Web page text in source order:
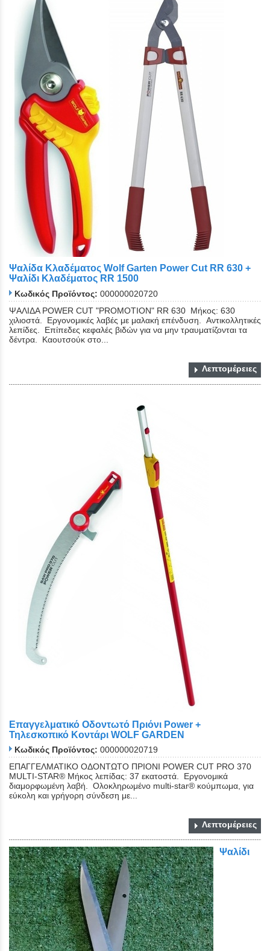
Ψαλίδα Κλαδέματος Wolf Garten Power Cut RR 630 +
Ψαλίδι Κλαδέματος RR 1500
Κωδικός Προϊόντος: 000000020720
ΨΑΛΙΔΑ POWER CUT "PROMOTION" RR 630 Μήκος: 630
χιλιοστά. Εργονομικές λαβές με μαλακή επένδυση. Αντικολλητικές
λεπίδες. Επίπεδες κεφαλές βιδών για να μην τραυματίζονται τα
δέντρα. Καουτσούκ στο...
Λεπτομέρειες
Επαγγελματικό Οδοντωτό Πριόνι Power +
Τηλεσκοπικό Κοντάρι WOLF GARDEN
Κωδικός Προϊόντος: 000000020719
ΕΠΑΓΓΕΛΜΑΤΙΚΟ ΟΔΟΝΤΩΤΟ ΠΡΙΟΝΙ POWER CUT PRO 370
MULTI-STAR® Μήκος λεπίδας: 37 εκατοστά. Εργονομικά
διαμορφωμένη λαβή. Ολοκληρωμένο multi-star® κούμπωμα, για
εύκολη και γρήγορη σύνδεση με...
Λεπτομέρειες
Ψαλίδι